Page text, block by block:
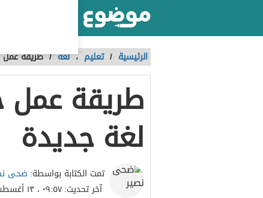
الرئيسية / تعليم ،لغة /طريقة عمل
طريقة عمل
لغة جديدة
تمت الكتابة بواسطة: ضحى
آخر تحديث:٠٩:٥٧ ، ١٣ أغسطس ٢٠٢٣